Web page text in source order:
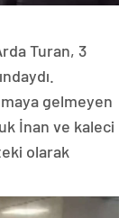
Turan, 3
gelmeyen
İnan ve kaleci
olarak